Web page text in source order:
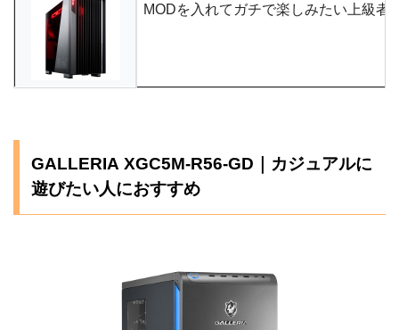
MODを入れてガチで楽しみたい上級者
GALLERIA XGC5M-R56-GD｜カジュアルに
遊びたい人におすすめ